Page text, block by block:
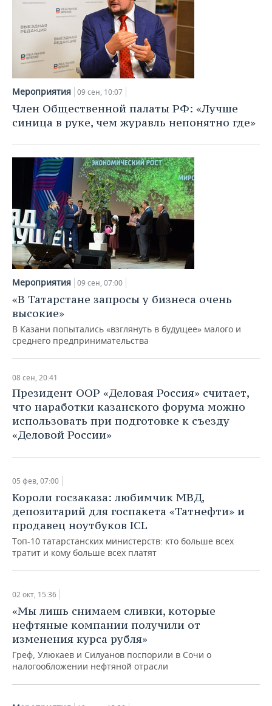
Мероприятия 09 сен, 10:07
Член Общественной палаты РФ: «Лучше
синица в руке, чем журавль непонятно где»
Мероприятия 09 сен, 07:00
«В Татарстане запросы у бизнеса очень
высокие»
В Казани попытались «взглянуть в будущее» малого и
среднего предпринимательства
08 сен, 20:41
Президент ООР «Деловая Россия» считает,
что наработки казанского форума можно
использовать при подготовке к съезду
«Деловой России»
05 фев, 07:00
Короли госзаказа: любимчик МВД,
депозитарий для госпакета «Татнефти» и
продавец ноутбуков ICL
Топ-10 татарстанских министерств: кто больше всех
тратит и кому больше всех платят
02 окт, 15:36
«Мы лишь снимаем сливки, которые
нефтяные компании получили от
изменения курса рубля»
Греф, Улюкаев и Силуанов поспорили в Сочи о
налогообложении нефтяной отрасли